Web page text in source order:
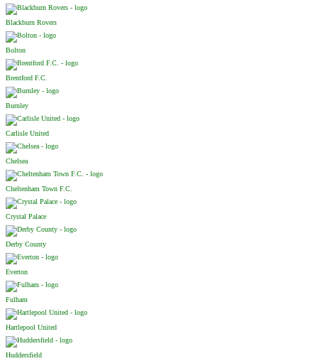
Blackburn Rovers
Bolton
Brentford F.C.
Burnley
Carlisle United
Chelsea
Cheltenham Town F.C.
Crystal Palace
Derby County
Everton
Fulham
Hartlepool United
Huddersfield